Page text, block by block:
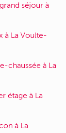
séjour à
à La Voulte-
chaussée à La
étage à La
à La